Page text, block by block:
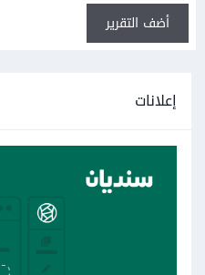
أضف التقرير
إعلانات